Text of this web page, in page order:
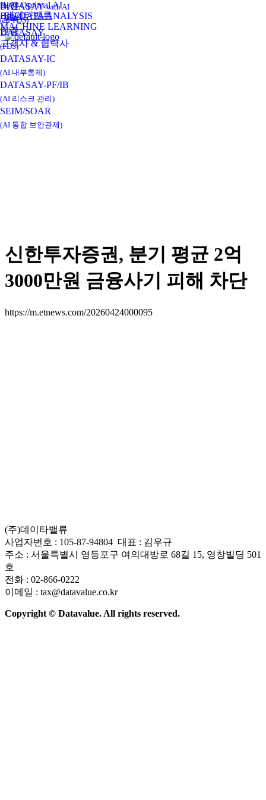
데이타밸류
비전
연혁
인증
고객사 & 협력사
DATASAYwith AI
(AI-FDS)
DATASAY
(FDS)
DATASAY-IC
(AI 내부통제)
DATASAY-PF/IB
(AI 리스크 관리)
SEIM/SOAR
(AI 통합 보안관제)
Real-Optimal AI
BIG DATA ANALYSIS
MACHINE LEARNING
신한투자증권, 분기 평균 2억
3000만원 금융사기 피해 차단
https://m.etnews.com/20260424000095
(주)데이타밸류
사업자번호 : 105-87-94804 대표 : 김우규
주소 : 서울특별시 영등포구 여의대방로 68길 15, 영창빌딩 501
호
전화 : 02-866-0222
이메일 : tax@datavalue.co.kr
Copyright © Datavalue. All rights reserved.